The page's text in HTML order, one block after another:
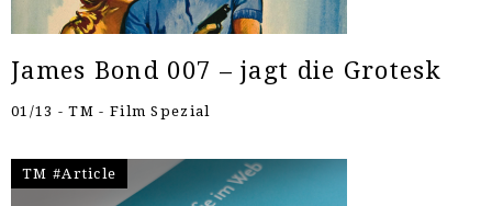
James Bond 007 – jagt die Grotesk
01/13 - TM - Film Spezial
TM #Article